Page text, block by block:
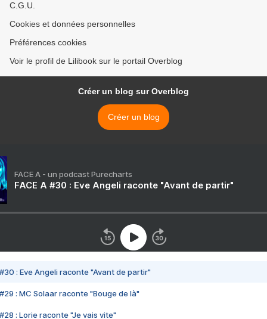
C.G.U.
Cookies et données personnelles
Préférences cookies
Voir le profil de Lilibook sur le portail Overblog
Créer un blog sur Overblog
Créer un blog
FACE A - un podcast Purecharts
FACE A #30 : Eve Angeli raconte "Avant de partir"
#30 : Eve Angeli raconte "Avant de partir"
#29 : MC Solaar raconte "Bouge de là"
#28 : Lorie raconte "Je vais vite"